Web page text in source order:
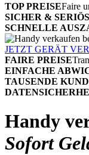
TOP PREISEFaire
SICHER & SERIÖS
SCHNELLE
JETZT GERÄT
FAIRE PREISE
EINFACHE
TAUSENDE
Handy
Sofort